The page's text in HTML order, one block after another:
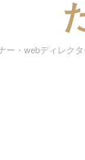
ー・webディレク